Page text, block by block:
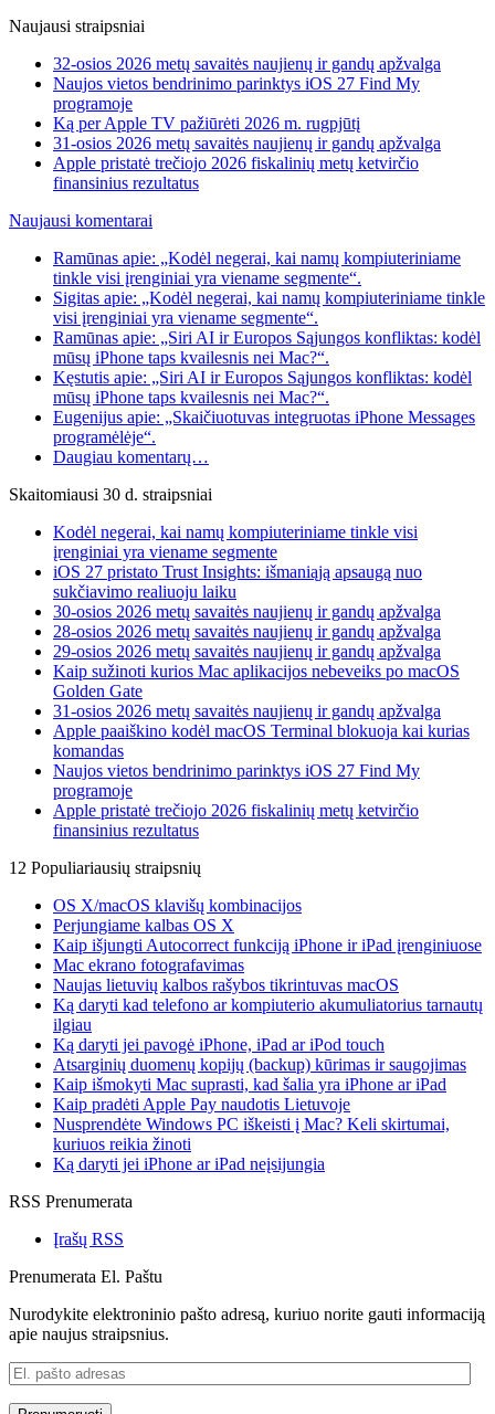
Naujausi straipsniai
32-osios 2026 metų savaitės naujienų ir gandų apžvalga
Naujos vietos bendrinimo parinktys iOS 27 Find My
programoje
Ką per Apple TV pažiūrėti 2026 m. rugpjūtį
31-osios 2026 metų savaitės naujienų ir gandų apžvalga
Apple pristatė trečiojo 2026 fiskalinių metų ketvirčio
finansinius rezultatus
Naujausi komentarai
Ramūnas apie: „Kodėl negerai, kai namų kompiuteriniame
tinkle visi įrenginiai yra viename segmente“.
Sigitas apie: „Kodėl negerai, kai namų kompiuteriniame tinkle
visi įrenginiai yra viename segmente“.
Ramūnas apie: „Siri AI ir Europos Sąjungos konfliktas: kodėl
mūsų iPhone taps kvailesnis nei Mac?“.
Kęstutis apie: „Siri AI ir Europos Sąjungos konfliktas: kodėl
mūsų iPhone taps kvailesnis nei Mac?“.
Eugenijus apie: „Skaičiuotuvas integruotas iPhone Messages
programėlėje“.
Daugiau komentarų…
Skaitomiausi 30 d. straipsniai
Kodėl negerai, kai namų kompiuteriniame tinkle visi
įrenginiai yra viename segmente
iOS 27 pristato Trust Insights: išmaniąją apsaugą nuo
sukčiavimo realiuoju laiku
30-osios 2026 metų savaitės naujienų ir gandų apžvalga
28-osios 2026 metų savaitės naujienų ir gandų apžvalga
29-osios 2026 metų savaitės naujienų ir gandų apžvalga
Kaip sužinoti kurios Mac aplikacijos nebeveiks po macOS
Golden Gate
31-osios 2026 metų savaitės naujienų ir gandų apžvalga
Apple paaiškino kodėl macOS Terminal blokuoja kai kurias
komandas
Naujos vietos bendrinimo parinktys iOS 27 Find My
programoje
Apple pristatė trečiojo 2026 fiskalinių metų ketvirčio
finansinius rezultatus
12 Populiariausių straipsnių
OS X/macOS klavišų kombinacijos
Perjungiame kalbas OS X
Kaip išjungti Autocorrect funkciją iPhone ir iPad įrenginiuose
Mac ekrano fotografavimas
Naujas lietuvių kalbos rašybos tikrintuvas macOS
Ką daryti kad telefono ar kompiuterio akumuliatorius tarnautų
ilgiau
Ką daryti jei pavogė iPhone, iPad ar iPod touch
Atsarginių duomenų kopijų (backup) kūrimas ir saugojimas
Kaip išmokyti Mac suprasti, kad šalia yra iPhone ar iPad
Kaip pradėti Apple Pay naudotis Lietuvoje
Nusprendėte Windows PC iškeisti į Mac? Keli skirtumai,
kuriuos reikia žinoti
Ką daryti jei iPhone ar iPad neįsijungia
RSS Prenumerata
Įrašų RSS
Prenumerata El. Paštu
Nurodykite elektroninio pašto adresą, kuriuo norite gauti informaciją
apie naujus straipsnius.
El.
pašto